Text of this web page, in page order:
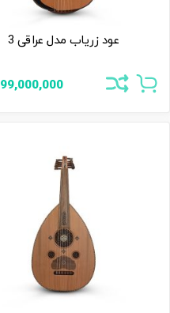
عود زریاب مدل عراقی 3
99,000,000